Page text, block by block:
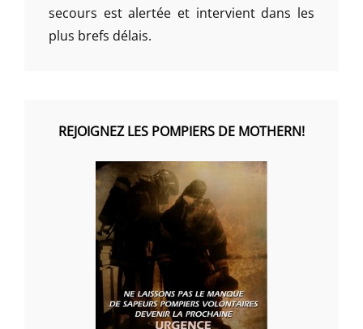
secours est alertée et intervient dans les
plus brefs délais.
REJOIGNEZ LES POMPIERS DE MOTHERN!